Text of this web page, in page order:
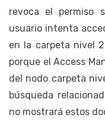
revoca el permiso
usuario intenta
en la carpeta nivel
porque el Access
del nodo carpeta
búsqueda
no mostrará estos